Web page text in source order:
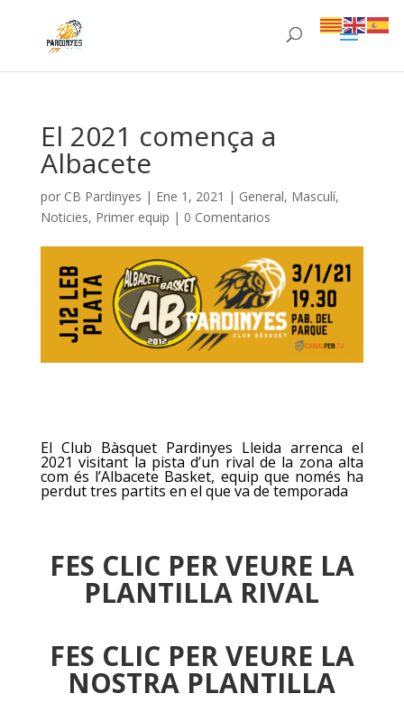
El 2021 comença a
Albacete
por CB Pardinyes | Ene 1, 2021 | General, Masculí,
Noticies, Primer equip | 0 Comentarios
El Club Bàsquet Pardinyes Lleida arrenca el
2021 visitant la pista d’un rival de la zona alta
com és l’Albacete Basket, equip que només ha
perdut tres partits en el que va de temporada
FES CLIC PER VEURE LA
PLANTILLA RIVAL
FES CLIC PER VEURE LA
NOSTRA PLANTILLA